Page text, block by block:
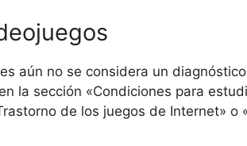
aún no se considera un
la sección «Condiciones para
de los juegos de Internet» o